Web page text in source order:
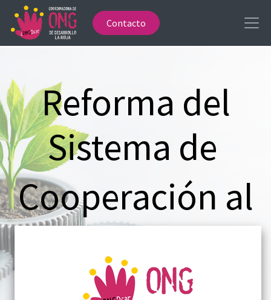
Contacto
Reforma del
Sistema de
Cooperación al
Desarrollo